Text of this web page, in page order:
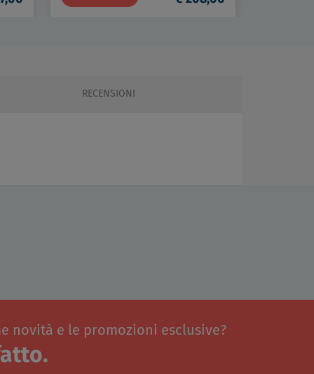
RECENSIONI
novità e le promozioni esclusive?